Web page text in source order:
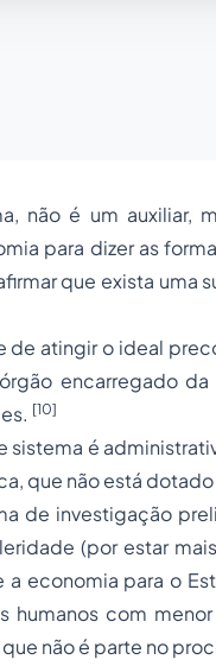
não é um auxiliar,
para dizer as
que exista uma
de atingir o ideal
encarregado
[10]
sistema é
que não está
de investigação
(por estar
economia para o
humanos com
não é parte no